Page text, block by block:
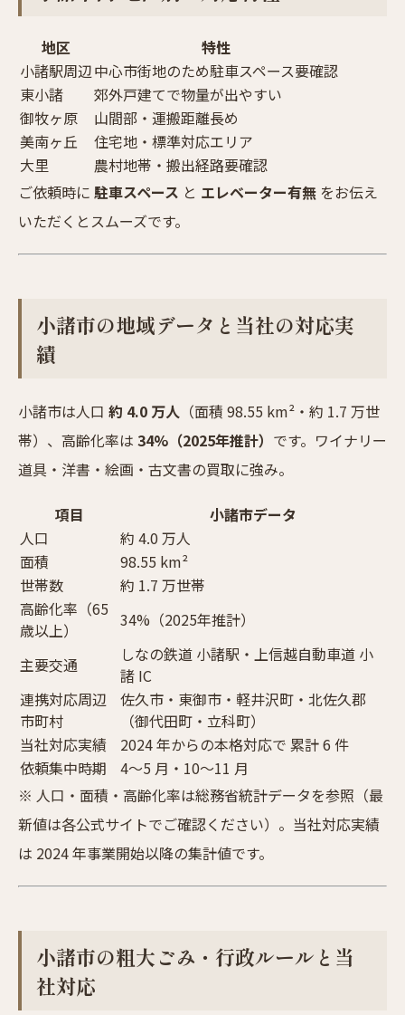
地区
特性
小諸駅周辺中心市街地のため駐車スペース要確認
東小諸
郊外戸建てで物量が出やすい
御牧ヶ原
山間部・運搬距離長め
美南ヶ丘
住宅地・標準対応エリア
大里
農村地帯・搬出経路要確認
ご依頼時に 駐車スペース と エレベーター有無 をお伝え
いただくとスムーズです。
小諸市の地域データと当社の対応実
績
小諸市は人口 約 4.0 万人 （面積 98.55 km²・約 1.7 万世
帯）、高齢化率は 34%（2025年推計） です。ワイナリー
道具・洋書・絵画・古文書の買取に強み。
項目
小諸市データ
人口
約 4.0 万人
面積
98.55 km²
世帯数
約 1.7 万世帯
高齢化率（65
歳以上）
34%（2025年推計）
主要交通
しなの鉄道 小諸駅・上信越自動車道 小
諸 IC
連携対応周辺
市町村
佐久市・東御市・軽井沢町・北佐久郡
（御代田町・立科町）
当社対応実績
2024 年からの本格対応で 累計 6 件
依頼集中時期
4〜5 月・10〜11 月
※ 人口・面積・高齢化率は総務省統計データを参照（最
新値は各公式サイトでご確認ください）。当社対応実績
は 2024 年事業開始以降の集計値です。
小諸市の粗大ごみ・行政ルールと当
社対応